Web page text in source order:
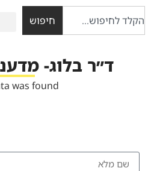
חיפוש
ד״ר בלוג-
was found